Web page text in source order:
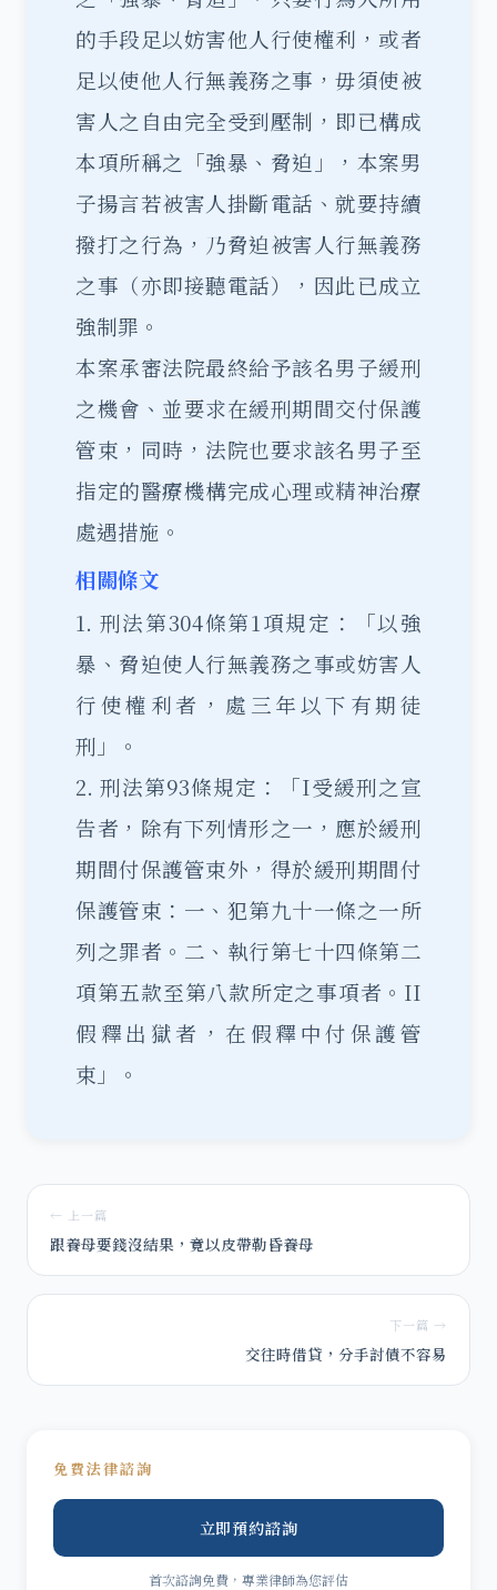
的手段足以妨害他人行使權利，或者
足以使他人行無義務之事，毋須使被
害人之自由完全受到壓制，即已構成
本項所稱之「強暴、脅迫」，本案男
子揚言若被害人掛斷電話、就要持續
撥打之行為，乃脅迫被害人行無義務
之事（亦即接聽電話），因此已成立
強制罪 。
本案承審法院最終給予該名男子緩刑
之機會、並要求在緩刑期間交付保護
管束，同時，法院也要求該名男子至
指定的醫療機構完成心理或精神治療
處遇措施。
相關條文
1. 刑法第304條第1項規定：「以強
暴、脅迫使人行無義務之事或妨害人
行使權利者，處三年以下有期徒
刑」。
2. 刑法第93條規定：「I受緩刑之宣
告者，除有下列情形之一，應於緩刑
期間付保護管束外，得於緩刑期間付
保護管束：一、犯第九十一條之一所
列之罪者。二、執行第七十四條第二
項第五款至第八款所定之事項者。II
假釋出獄者，在假釋中付保護管
束」。
← 上一篇
跟養母要錢沒結果，竟以皮帶勒昏養母
下一篇 →
交往時借貸，分手討債不容易
免費法律諮詢
立即預約諮詢
首次諮詢免費，專業律師為您評估